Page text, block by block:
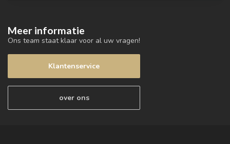
Meer informatie
Ons team staat klaar voor al uw vragen!
Klantenservice
over ons